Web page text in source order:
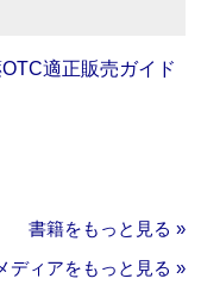
適正販売ガイド
書籍をもっと見る »
ディアをもっと見る »